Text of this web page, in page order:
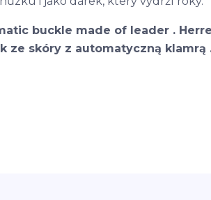
buckle made of leader .
ze skóry z automatyczną